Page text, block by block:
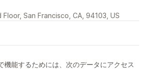
San Francisco, CA, 94103, US
機能するためには、次のデータにアクセス